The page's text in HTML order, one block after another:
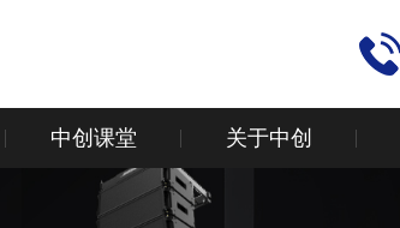
中创课堂 关于中创